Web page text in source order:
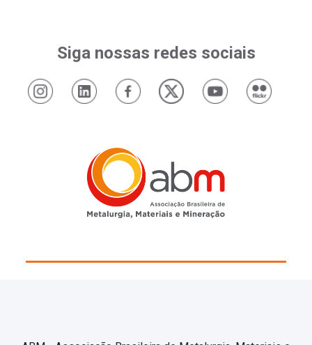
Siga nossas redes sociais